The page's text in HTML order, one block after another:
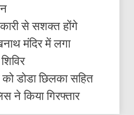
से सशक्त होंगे
मंदिर में लगा
डोडा छिलका सहित
ने किया गिरफ्तार